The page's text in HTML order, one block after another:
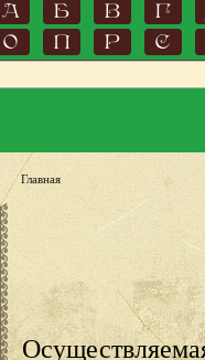
А Б В
Г
О
П Р С
Главная